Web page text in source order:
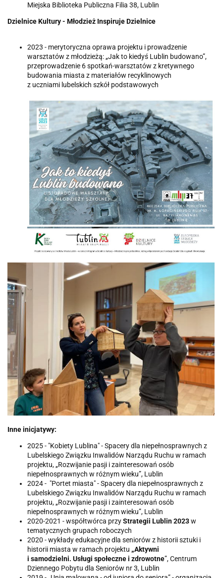
Miejska Biblioteka Publiczna Filia 38, Lublin
Dzielnice Kultury - Młodzież Inspiruje Dzielnice
2023 - merytoryczna oprawa projektu i prowadzenie
warsztatów z młodzieżą: „Jak to kiedyś Lublin budowano”,
przeprowadzenie 6 spotkań-warsztatów z kretywnego
budowania miasta z materiałów recyklinowych
z uczniami lubelskich szkół podstawowych
Inne inicjatywy:
2025 - "Kobiety Lublina" - Spacery dla niepełnosprawnych z
Lubelskiego Związku Inwalidów Narządu Ruchu w ramach
projektu, „Rozwijanie pasji i zainteresowań osób
niepełnosprawnych w różnym wieku”, Lublin
2024 - "Portet miasta" - Spacery dla niepełnosprawnych z
Lubelskiego Związku Inwalidów Narządu Ruchu w ramach
projektu, „Rozwijanie pasji i zainteresowań osób
niepełnosprawnych w różnym wieku”, Lublin
2020-2021 - współtwórca przyStrategii Lublin 2023w
tematycznych grupach roboczych
2020 - wykłady edukacyjne dla seniorów z historii sztuki i
historii miasta w ramach projektu „Aktywni
i samodzielni. Usługi społeczne i zdrowotne”, Centrum
Dziennego Pobytu dla Seniorów nr 3, Lublin